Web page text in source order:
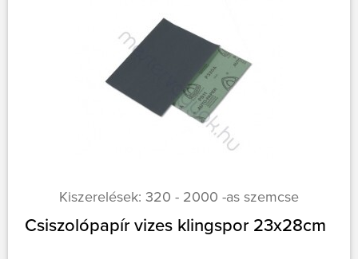
Kiszerelések: 320 - 2000 -as szemcse
Csiszolópapír vizes klingspor 23x28cm